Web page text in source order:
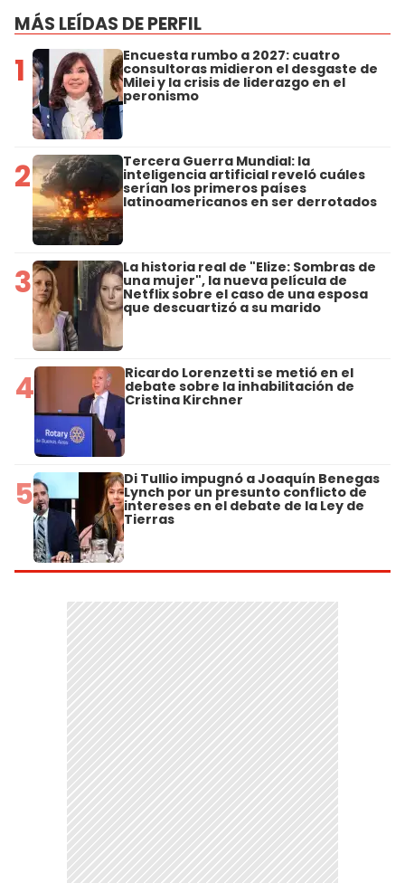
MÁS LEÍDAS DE PERFIL
1 Encuesta rumbo a 2027: cuatro
consultoras midieron el desgaste de
Milei y la crisis de liderazgo en el
peronismo
2 Tercera Guerra Mundial: la
inteligencia artificial reveló cuáles
serían los primeros países
latinoamericanos en ser derrotados
3 La historia real de "Elize: Sombras de
una mujer", la nueva película de
Netflix sobre el caso de una esposa
que descuartizó a su marido
4 Ricardo Lorenzetti se metió en el
debate sobre la inhabilitación de
Cristina Kirchner
5 Di Tullio impugnó a Joaquín Benegas
Lynch por un presunto conflicto de
intereses en el debate de la Ley de
Tierras